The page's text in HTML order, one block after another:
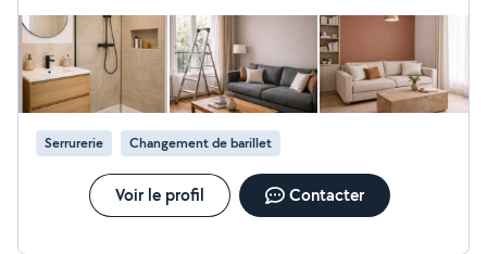
recommande fortement
Serrurerie Changement de barillet
Voir le profil Contacter